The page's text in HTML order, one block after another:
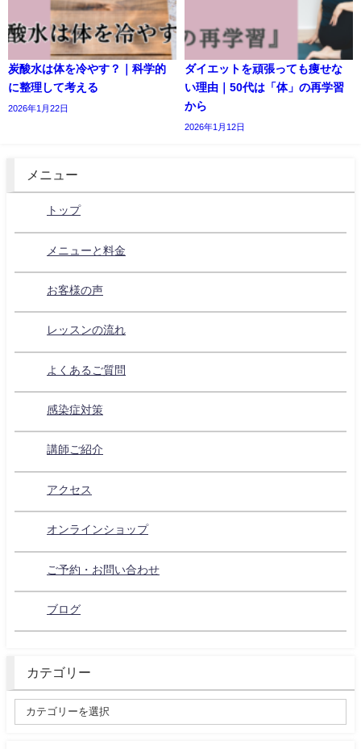
炭酸水は体を冷やす？｜科学的
に整理して考える
2026年1月22日
ダイエットを頑張っても痩せな
い理由｜50代は「体」の再学習
から
2026年1月12日
メニュー
トップ
メニューと料金
お客様の声
レッスンの流れ
よくあるご質問
感染症対策
講師ご紹介
アクセス
オンラインショップ
ご予約・お問い合わせ
ブログ
カテゴリー